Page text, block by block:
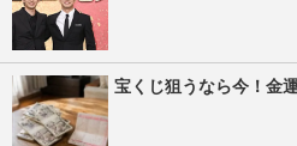
宝くじ狙うなら今！金